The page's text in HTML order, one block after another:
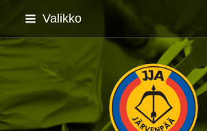
Siirry
sisältöön
Valikko